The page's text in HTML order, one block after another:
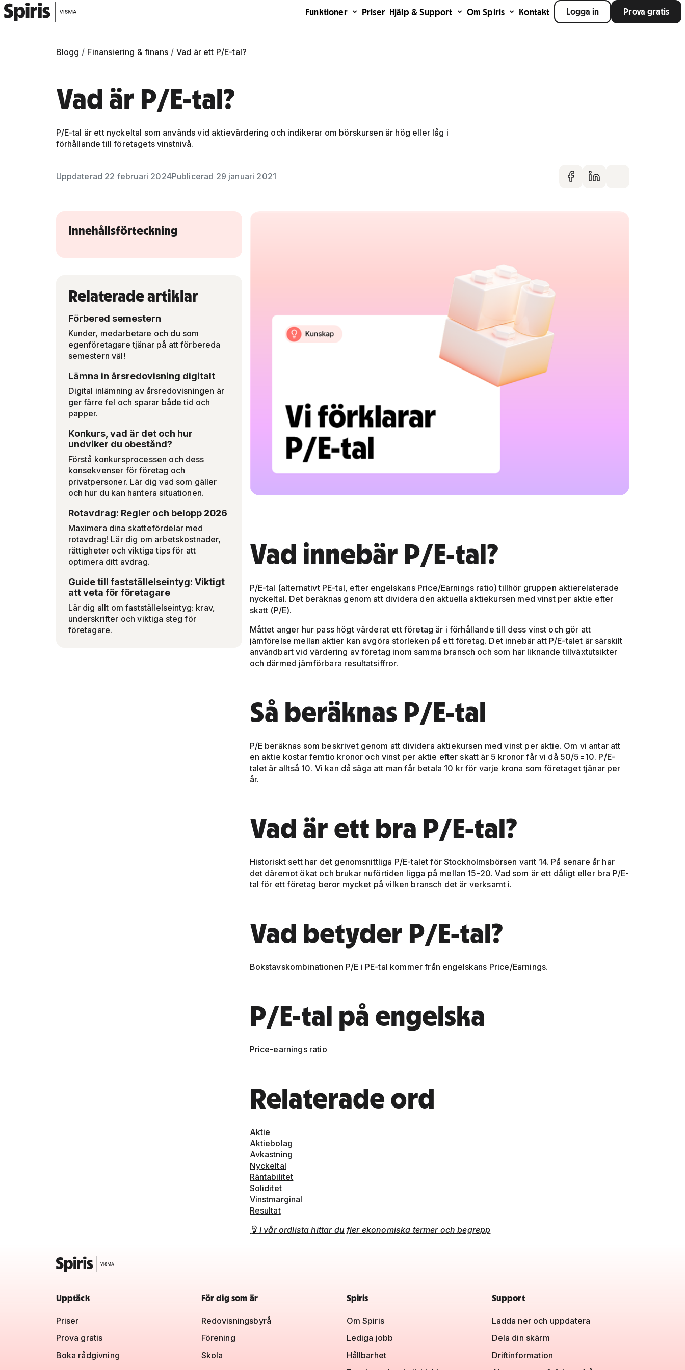
Funktioner Priser Hjälp & Support Om Spiris Kontakt Logga in Prova gratis
Blogg Finansiering & finans Vad är ett P/E-tal?
Vad är P/E-tal?
P/E-tal är ett nyckeltal som används vid aktievärdering och indikerar om börskursen är hög eller låg i
förhållande till företagets vinstnivå.
Uppdaterad 22 februari 2024Publicerad 29 januari 2021 Dela på
Dela på
Gå vidare till artikelns
Innehållsförteckning
Relaterade artiklar
Förbered semestern
Kunder, medarbetare och du som
egenföretagare tjänar på att förbereda
semestern väl!
Lämna in årsredovisning digitalt
Digital inlämning av årsredovisningen är
ger färre fel och sparar både tid och
papper.
Konkurs, vad är det och hur
undviker du obestånd?
Förstå konkursprocessen och dess
konsekvenser för företag och
privatpersoner. Lär dig vad som gäller
och hur du kan hantera situationen.
Rotavdrag: Regler och belopp 2026
Maximera dina skattefördelar med
rotavdrag! Lär dig om arbetskostnader,
rättigheter och viktiga tips för att
optimera ditt avdrag.
Guide till fastställelseintyg: Viktigt
att veta för företagare
Lär dig allt om fastställelseintyg: krav,
underskrifter och viktiga steg för
företagare.
Vad innebär P/E-tal?
P/E-tal (alternativt PE-tal, efter engelskans Price/Earnings ratio) tillhör gruppen aktierelaterade
nyckeltal. Det beräknas genom att dividera den aktuella aktiekursen med vinst per aktie efter
skatt (P/E).
Måttet anger hur pass högt värderat ett företag är i förhållande till dess vinst och gör att
jämförelse mellan aktier kan avgöra storleken på ett företag. Det innebär att P/E-talet är särskilt
användbart vid värdering av företag inom samma bransch och som har liknande tillväxtutsikter
och därmed jämförbara resultatsiffror.
Så beräknas P/E-tal
P/E beräknas som beskrivet genom att dividera aktiekursen med vinst per aktie. Om vi antar att
en aktie kostar femtio kronor och vinst per aktie efter skatt är 5 kronor får vi då 50/5=10. P/E-
talet är alltså 10. Vi kan då säga att man får betala 10 kr för varje krona som företaget tjänar per
år.
Vad är ett bra P/E-tal?
Historiskt sett har det genomsnittliga P/E-talet för Stockholmsbörsen varit 14. På senare år har
det däremot ökat och brukar nuförtiden ligga på mellan 15-20. Vad som är ett dåligt eller bra P/E-
tal för ett företag beror mycket på vilken bransch det är verksamt i.
Vad betyder P/E-tal?
Bokstavskombinationen P/E i PE-tal kommer från engelskans Price/Earnings.
P/E-tal på engelska
Price-earnings ratio
Relaterade ord
Aktie
Aktiebolag
Avkastning
Nyckeltal
Räntabilitet
Soliditet
Vinstmarginal
Resultat
 I vår ordlista hittar du fler ekonomiska termer och begrepp
Upptäck
Priser
Prova gratis
Boka rådgivning
För dig som är
Redovisningsbyrå
Förening
Skola
Spiris
Om Spiris
Lediga jobb
Hållbarhet
Support
Ladda ner och uppdatera
Dela din skärm
Driftinformation